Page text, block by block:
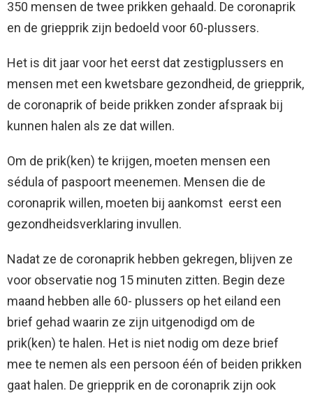
350 mensen de twee prikken gehaald. De coronaprik
en de griepprik zijn bedoeld voor 60-plussers.
Het is dit jaar voor het eerst dat zestigplussers en
mensen met een kwetsbare gezondheid, de griepprik,
de coronaprik of beide prikken zonder afspraak bij
kunnen halen als ze dat willen.
Om de prik(ken) te krijgen, moeten mensen een
sédula of paspoort meenemen. Mensen die de
coronaprik willen, moeten bij aankomst eerst een
gezondheidsverklaring invullen.
Nadat ze de coronaprik hebben gekregen, blijven ze
voor observatie nog 15 minuten zitten. Begin deze
maand hebben alle 60- plussers op het eiland een
brief gehad waarin ze zijn uitgenodigd om de
prik(ken) te halen. Het is niet nodig om deze brief
mee te nemen als een persoon één of beiden prikken
gaat halen. De griepprik en de coronaprik zijn ook